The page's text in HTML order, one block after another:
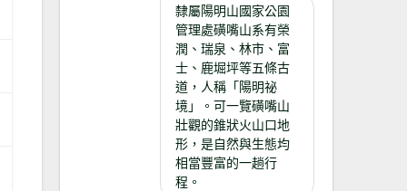
隸屬陽明山國家公園
管理處磺嘴山系有榮
潤、瑞泉、林市、富
士、鹿堀坪等五條古
道，人稱「陽明祕
境」。可一覽磺嘴山
壯觀的錐狀火山口地
形，是自然與生態均
相當豐富的一趟行
程。